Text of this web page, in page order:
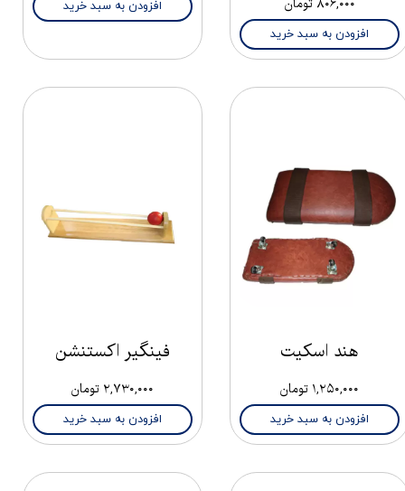
۸۰۶,۰۰۰ تومان
افزودن به سبد خرید
افزودن به سبد خرید
هند اسکیت
۱,۲۵۰,۰۰۰ تومان
افزودن به سبد خرید
فینگیر اکستنشن
۲,۷۳۰,۰۰۰ تومان
افزودن به سبد خرید